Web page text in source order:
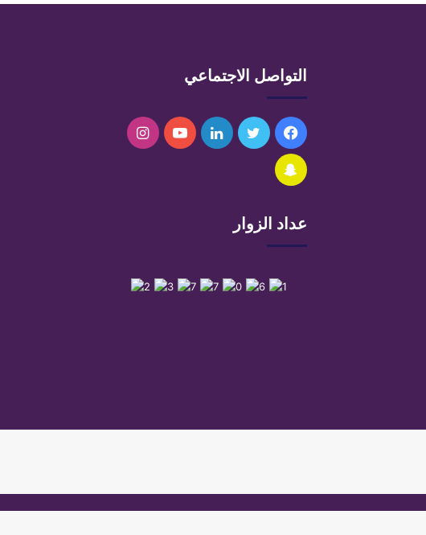
التواصل الاجتماعي
فيسبوكتويتر لينكدإنيوتيوبانستقرام
سناب
عداد الزوار